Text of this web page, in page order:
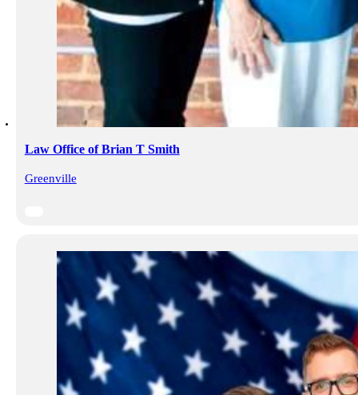
Law Office of Brian T Smith
Greenville